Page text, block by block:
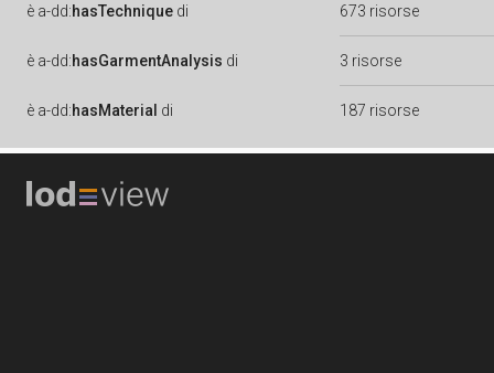
è a-dd:hasTechnique di 673 risorse
è a-dd:hasGarmentAnalysis di 3 risorse
è a-dd:hasMaterial di 187 risorse